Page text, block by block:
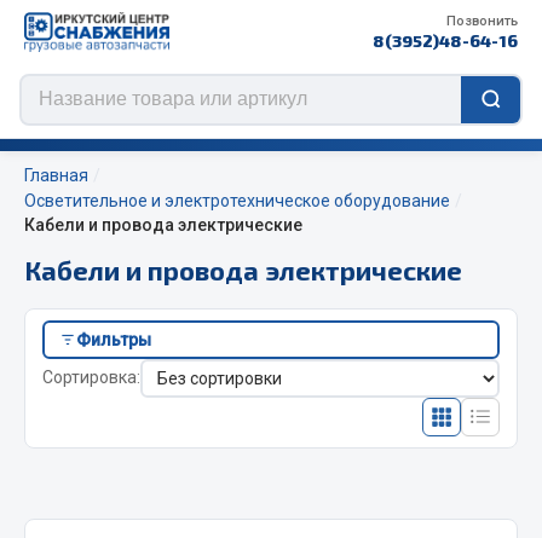
Позвонить
8(3952)48-64-16
Цепи противоскольжения
ЦЕПИ РОССИЯ
ЦЕПИ BOHU (Китай)
Изготовление цепей на колеса BOHU
Главная
Осветительное и электротехническое оборудование
Кабели и провода электрические
Кабели и провода электрические
Фильтры
Сортировка: